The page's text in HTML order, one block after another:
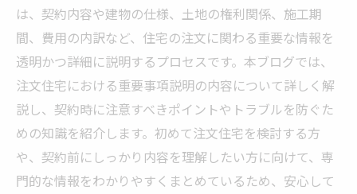
は、契約内容や建物の仕様、土地の権利関係、施工期
間、費用の内訳など、住宅の注文に関わる重要な情報を
透明かつ詳細に説明するプロセスです。本ブログでは、
注文住宅における重要事項説明の内容について詳しく解
説し、契約時に注意すべきポイントやトラブルを防ぐた
めの知識を紹介します。初めて注文住宅を検討する方
や、契約前にしっかり内容を理解したい方に向けて、専
門的な情報をわかりやすくまとめているため、安心して